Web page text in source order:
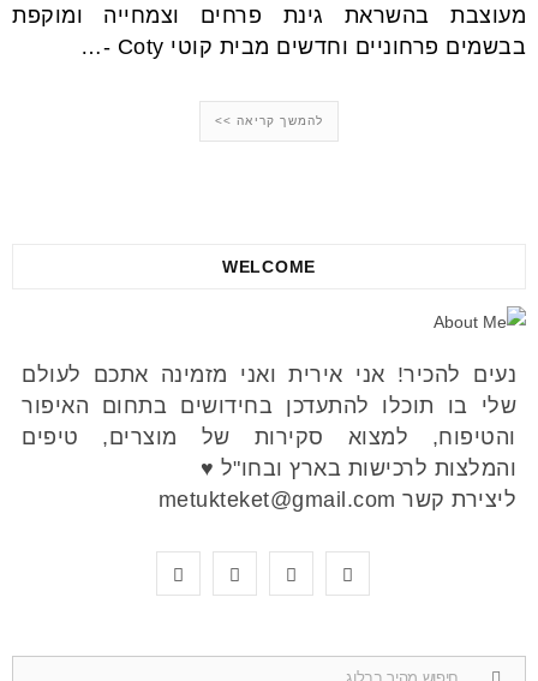
מעוצבת בהשראת גינת פרחים וצמחייה ומוקפת
בבשמים פרחוניים וחדשים מבית קוטי Coty -…
להמשך קריאה >>
WELCOME
נעים להכיר! אני אירית ואני מזמינה אתכם לעולם
שלי בו תוכלו להתעדכן בחידושים בתחום האיפור
והטיפוח, למצוא סקירות של מוצרים, טיפים
והמלצות לרכישות בארץ ובחו"ל ♥
ליצירת קשר metukteket@gmail.com
c
s
n
u
Search